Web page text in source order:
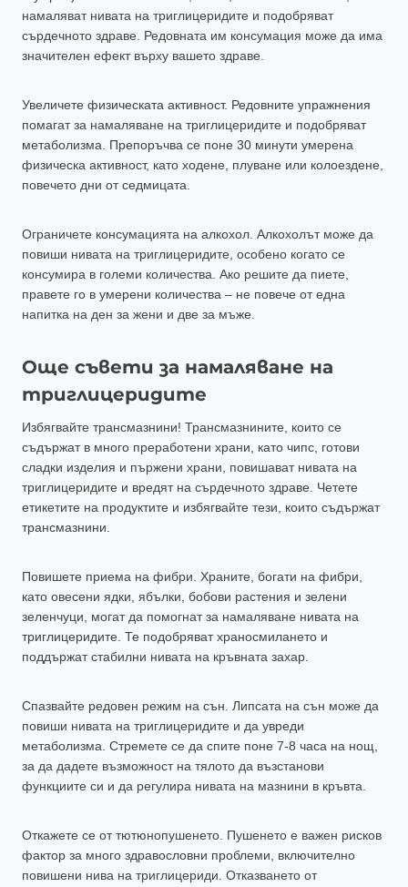
намаляват нивата на триглицеридите и подобряват
сърдечното здраве. Редовната им консумация може да има
значителен ефект върху вашето здраве.
Увеличете физическата активност. Редовните упражнения
помагат за намаляване на триглицеридите и подобряват
метаболизма. Препоръчва се поне 30 минути умерена
физическа активност, като ходене, плуване или колоездене,
повечето дни от седмицата.
Ограничете консумацията на алкохол. Алкохолът може да
повиши нивата на триглицеридите, особено когато се
консумира в големи количества. Ако решите да пиете,
правете го в умерени количества – не повече от една
напитка на ден за жени и две за мъже.
Още съвети за намаляване на
триглицеридите
Избягвайте трансмазнини! Трансмазнините, които се
съдържат в много преработени храни, като чипс, готови
сладки изделия и пържени храни, повишават нивата на
триглицеридите и вредят на сърдечното здраве. Четете
етикетите на продуктите и избягвайте тези, които съдържат
трансмазнини.
Повишете приема на фибри. Храните, богати на фибри,
като овесени ядки, ябълки, бобови растения и зелени
зеленчуци, могат да помогнат за намаляване нивата на
триглицеридите. Те подобряват храносмилането и
поддържат стабилни нивата на кръвната захар.
Спазвайте редовен режим на сън. Липсата на сън може да
повиши нивата на триглицеридите и да увреди
метаболизма. Стремете се да спите поне 7-8 часа на нощ,
за да дадете възможност на тялото да възстанови
функциите си и да регулира нивата на мазнини в кръвта.
Откажете се от тютюнопушенето. Пушенето е важен рисков
фактор за много здравословни проблеми, включително
повишени нива на триглицериди. Отказването от